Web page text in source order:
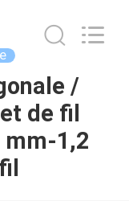
/
de fil
1,2